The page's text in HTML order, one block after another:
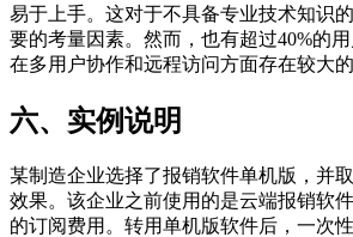
易于上手。这对于不具备专业技术知识
要的考量因素。然而，也有超过40%的
在多用户协作和远程访问方面存在较大的
六、实例说明
某制造企业选择了报销软件单机版，并
效果。该企业之前使用的是云端报销软
的订阅费用。转用单机版软件后，一次